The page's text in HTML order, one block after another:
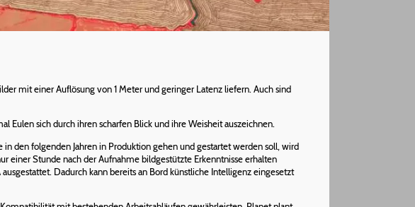
mit einer Auflösung von 1 Meter und geringer Latenz liefern. Auch sind
Eulen sich durch ihren scharfen Blick und ihre Weisheit auszeichnen.
den folgenden Jahren in Produktion gehen und gestartet werden soll, wird
einer Stunde nach der Aufnahme bildgestützte Erkenntnisse erhalten
Dadurch kann bereits an Bord künstliche Intelligenz eingesetzt